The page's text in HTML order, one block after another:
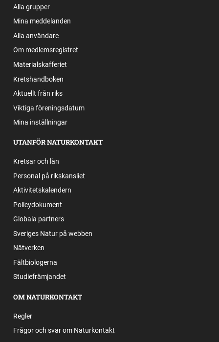
Alla grupper
Mina meddelanden
Alla användare
Om medlemsregistret
Materialskafferiet
Kretshandboken
Aktuellt från riks
Viktiga föreningsdatum
Mina inställningar
UTANFÖR NATURKONTAKT
Kretsar och län
Personal på rikskansliet
Aktivitetskalendern
Policydokument
Globala partners
Sveriges Natur på webben
Nätverken
Fältbiologerna
Studiefrämjandet
OM NATURKONTAKT
Regler
Frågor och svar om Naturkontakt